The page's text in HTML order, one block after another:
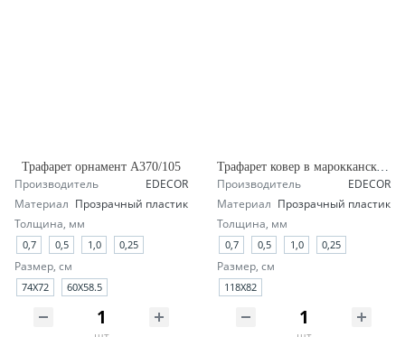
Трафарет орнамент А370/105
Производитель
EDECOR
Материал Прозрачный пластик
Толщина, мм
0,7 0,5 1,0 0,25
Размер, см
74Х72 60Х58.5
Трафарет ковер в марокканском стиле А145/1904
Производитель
EDECOR
Материал Прозрачный пластик
Толщина, мм
0,7 0,5 1,0 0,25
Размер, см
118X82